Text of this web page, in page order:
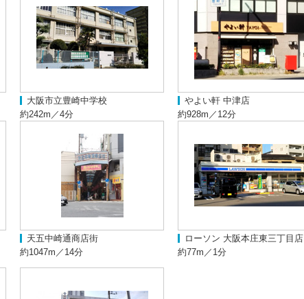
大阪市立豊崎中学校
約242m／4分
やよい軒 中津店
約928m／12分
天五中崎通商店街
約1047m／14分
ローソン 大阪本庄東三丁目店
約77m／1分